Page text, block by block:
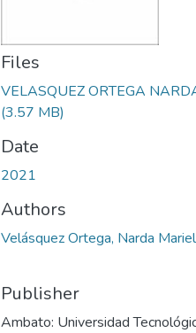
Files
VELASQUEZ ORTEGA
(3.57 MB)
Date
2021
Authors
Velásquez Ortega, Narda
Publisher
Ambato: Universidad